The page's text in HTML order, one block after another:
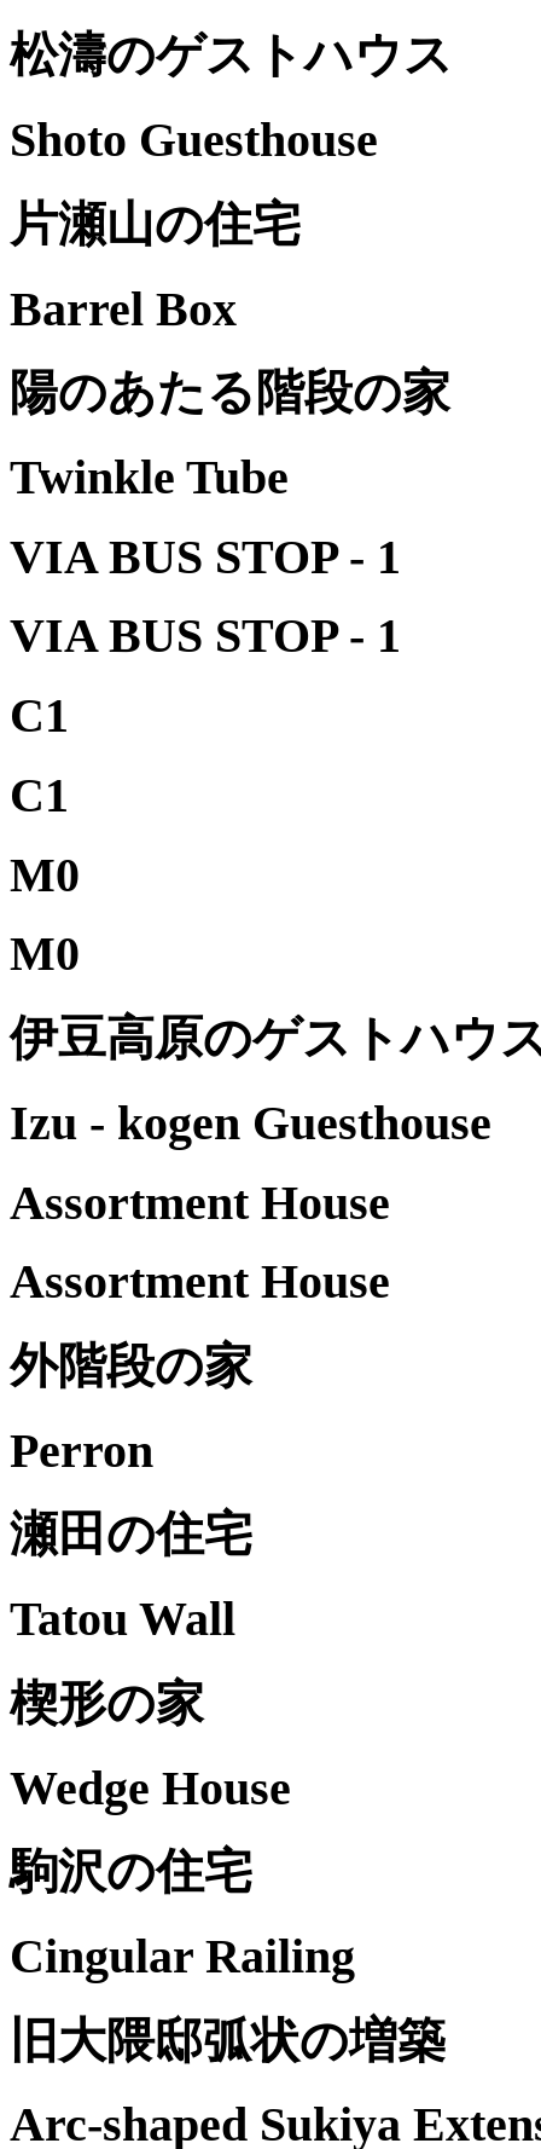
松濤のゲストハウス
Shoto Guesthouse
片瀬山の住宅
Barrel Box
陽のあたる階段の家
Twinkle Tube
VIA BUS STOP - 1
VIA BUS STOP - 1
C1
C1
M0
M0
伊豆高原のゲストハウ
Izu - kogen Guesthouse
Assortment House
Assortment House
外階段の家
Perron
瀬田の住宅
Tatou Wall
楔形の家
Wedge House
駒沢の住宅
Cingular Railing
旧大隈邸弧状の増築
Arc-shaped Sukiya